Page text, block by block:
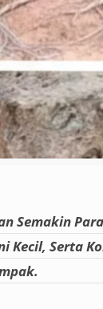
Semakin
Kecil, Serta